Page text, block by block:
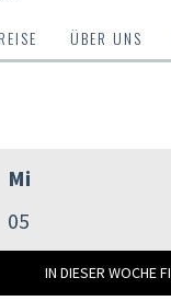
ÜBER UNS
Mi
05
IN DIESER WOCHE